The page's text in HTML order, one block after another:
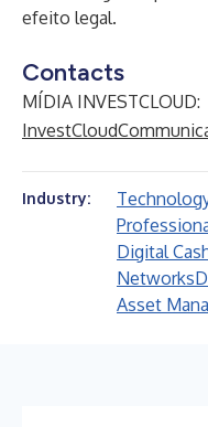
efeito legal.
Contacts
MÍDIA INVESTCLOUD:
Industry:
Digital
Networks
Asset